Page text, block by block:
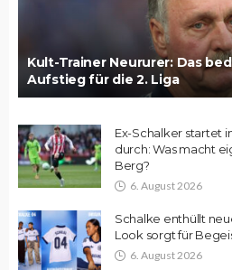
Kult-Trainer Neururer: Das
Aufstieg für die 2. Liga
Ex-Schalker startet
durch: Was macht
Berg?
6. August 2026
Schalke enthüllt
Look sorgt für
6. August 2026